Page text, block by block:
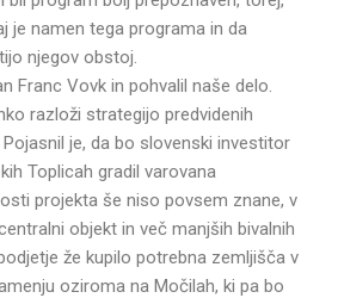
je namen tega programa in da
njegov obstoj.
Franc Vovk in pohvalil naše delo.
razloži strategijo predvidenih
je, da bo slovenski investitor
Toplicah gradil varovana
projekta še niso povsem znane, v
objekt in več manjših bivalnih
že kupilo potrebna zemljišča v
oziroma na Močilah, ki pa bo